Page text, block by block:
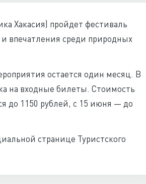
Хакасия) пройдет фестиваль
впечатления среди природных
остается один месяц. В
на входные билеты. Стоимость
до 1150 рублей, с 15 июня — до
странице Туристского